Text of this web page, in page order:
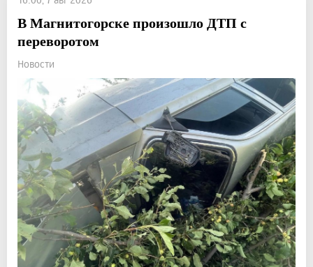
В Магнитогорске произошло ДТП с
переворотом
Новости